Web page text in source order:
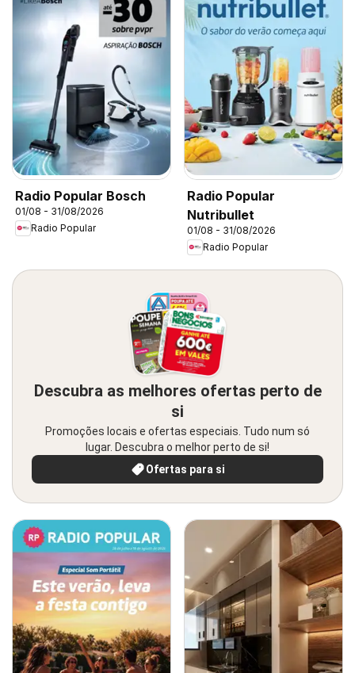
Radio Popular Bosch
01/08 - 31/08/2026
Radio Popular
Radio Popular
Nutribullet
01/08 - 31/08/2026
Radio Popular
Descubra as melhores ofertas perto de
si
Promoções locais e ofertas especiais. Tudo num só
lugar. Descubra o melhor perto de si!
Ofertas para si